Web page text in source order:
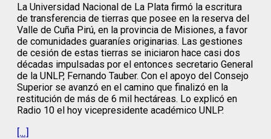
La Universidad Nacional de La Plata firmó la escritura
de transferencia de tierras que posee en la reserva del
Valle de Cuña Pirú, en la provincia de Misiones, a favor
de comunidades guaraníes originarias. Las gestiones
de cesión de estas tierras se iniciaron hace casi dos
décadas impulsadas por el entonces secretario General
de la UNLP, Fernando Tauber. Con el apoyo del Consejo
Superior se avanzó en el camino que finalizó en la
restitución de más de 6 mil hectáreas. Lo explicó en
Radio 10 el hoy vicepresidente académico UNLP.
[…]